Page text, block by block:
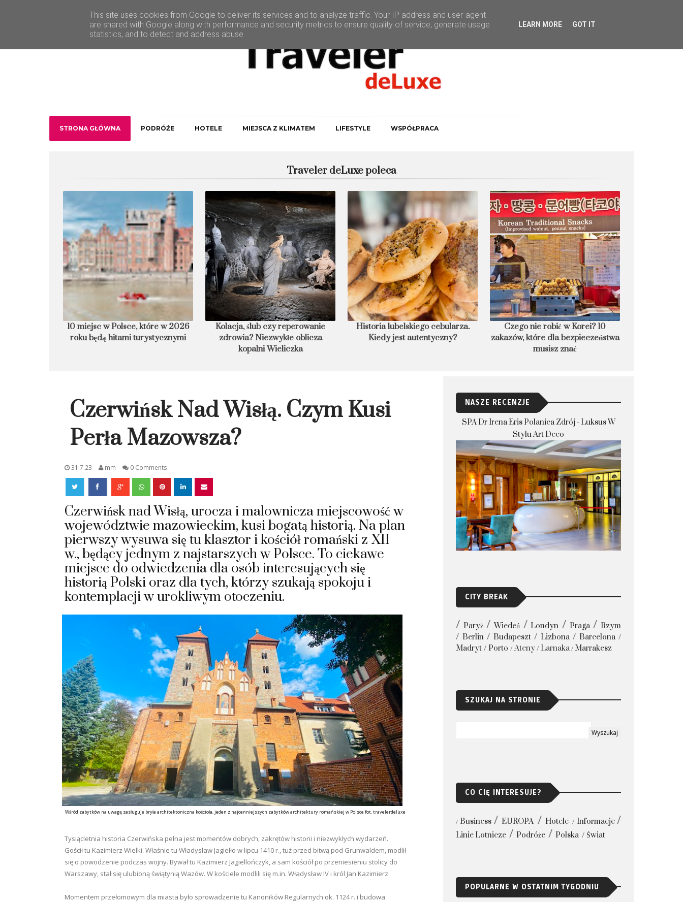
O Traveler deLuxe
STRONA GŁÓWNA PODRÓŻE HOTELE MIEJSCA Z KLIMATEM LIFESTYLE WSPÓŁPRACA
Traveler deLuxe poleca
10 miejsc w Polsce, które w 2026 roku
będą hitami turystycznymi
Kolacja, ślub czy reperowanie
zdrowia? Niezwykłe oblicza
kopalni Wieliczka
Historia lubelskiego cebularza.
Kiedy jest autentyczny?
Czego nie robić w Korei? 10
zakazów, które dla bezpieczeństwa
musisz znać
8 podwodnych hoteli
Czerwińsk Nad Wisłą. Czym Kusi
Perła Mazowsza?
31.7.23 mm 0 Comments
Czerwińsk nad Wisłą, urocza i malownicza miejscowość w
województwie mazowieckim, kusi bogatą historią. Na plan
pierwszy wysuwa się tu klasztor i kościół romański z XII
w., będący jednym z najstarszych w Polsce. To ciekawe
miejsce do odwiedzenia dla osób interesujących się
historią Polski oraz dla tych, którzy szukają spokoju i
kontemplacji w urokliwym otoczeniu.
Wśród zabytków na uwagę zasługuje bryła architektoniczna kościoła, jeden z najcenniejszych zabytków architektury romańskiej w Polsce fot. travelerdeluxe
Tysiącletnia historia Czerwińska pełna jest momentów dobrych, zakrętów historii i niezwykłych wydarzeń.
Gościł tu Kazimierz Wielki. Właśnie tu Władysław Jagiełło w lipcu 1410 r., tuż przed bitwą pod Grunwaldem, modlił
się o powodzenie podczas wojny. Bywał tu Kazimierz Jagiellończyk, a sam kościół po przeniesieniu stolicy do
Warszawy, stał się ulubioną świątynią Wazów. W kościele modlili się m.in. Władysław IV i król Jan Kazimierz.
Momentem przełomowym dla miasta było sprowadzenie tu Kanoników Regularnych ok. 1124 r. i budowa
NASZE RECENZJE
SPA Dr Irena Eris Polanica Zdrój - Luksus W
Stylu Art Deco
CITY BREAK
Paryż Wiedeń Londyn Praga
Rzym
Berlin
Budapeszt Lizbona
Barcelona
Madryt
Porto Ateny Larnaka Marrakesz
SZUKAJ NA STRONIE
CO CIĘ INTERESUJE?
Business EUROPA Hotele
Informacje
Linie Lotnicze
Podróże Polska Świat
POPULARNE W OSTATNIM TYGODNIU
This site uses cookies from Google to deliver its services and to analyze traffic. Your IP address and user-agent
are shared with Google along with performance and security metrics to ensure quality of service, generate usage
statistics, and to detect and address abuse.
LEARN MORE GOT IT